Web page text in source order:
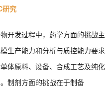
研究
开发过程中，药学方面的挑战
生产能力和分析与质控能力要求
体原料、设备、合成工艺及纯
制剂方面的挑战在于制备